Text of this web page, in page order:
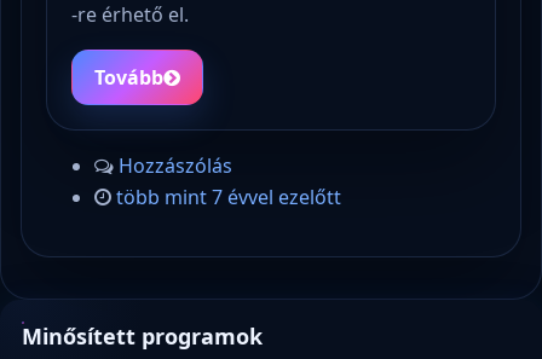
-re érhető el.
Tovább
Hozzászólás
több mint 7 évvel ezelőtt
Minősített programok